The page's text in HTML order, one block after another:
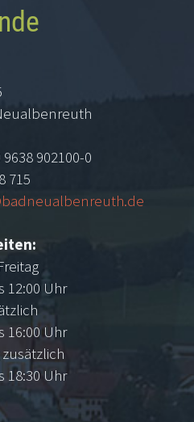
902100-0
715
12:00 Uhr
16:00 Uhr
18:30 Uhr